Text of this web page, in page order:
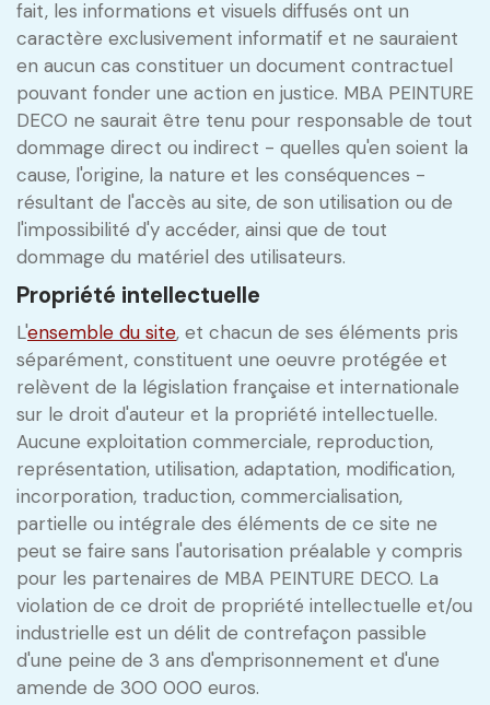
fait, les informations et visuels diffusés ont un
caractère exclusivement informatif et ne sauraient
en aucun cas constituer un document contractuel
pouvant fonder une action en justice. MBA PEINTURE
DECO ne saurait être tenu pour responsable de tout
dommage direct ou indirect - quelles qu'en soient la
cause, l'origine, la nature et les conséquences -
résultant de l'accès au site, de son utilisation ou de
l'impossibilité d'y accéder, ainsi que de tout
dommage du matériel des utilisateurs.
Propriété intellectuelle
L'ensemble du site, et chacun de ses éléments pris
séparément, constituent une oeuvre protégée et
relèvent de la législation française et internationale
sur le droit d'auteur et la propriété intellectuelle.
Aucune exploitation commerciale, reproduction,
représentation, utilisation, adaptation, modification,
incorporation, traduction, commercialisation,
partielle ou intégrale des éléments de ce site ne
peut se faire sans l'autorisation préalable y compris
pour les partenaires de MBA PEINTURE DECO. La
violation de ce droit de propriété intellectuelle et/ou
industrielle est un délit de contrefaçon passible
d'une peine de 3 ans d'emprisonnement et d'une
amende de 300 000 euros.